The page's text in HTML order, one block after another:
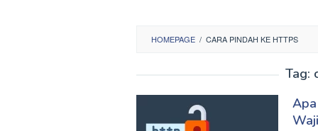
HOMEPAGE / CARA PINDAH KE HTTPS
Tag: